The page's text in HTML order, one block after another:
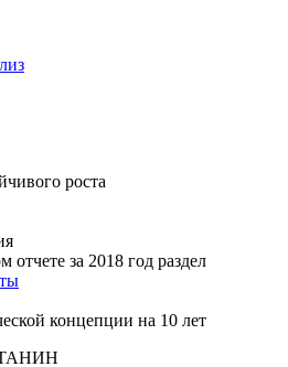
роста
за 2018 год раздел
концепции на 10 лет